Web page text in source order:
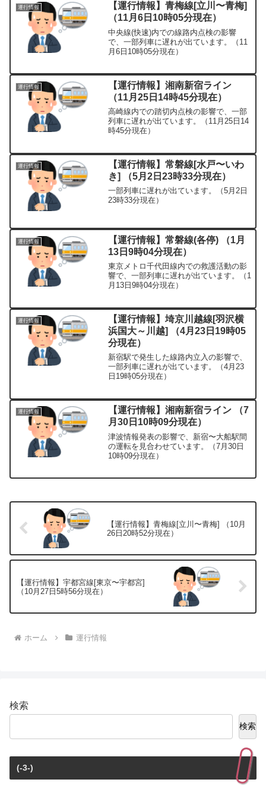
運行情報
【運行情報】青梅線[立川〜青梅]
（11月6日10時05分現在）
中央線(快速)内での線路内点検の影響
で、一部列車に遅れが出ています。（11
月6日10時05分現在）
運行情報
【運行情報】湘南新宿ライン
（11月25日14時45分現在）
高崎線内での踏切内点検の影響で、一部
列車に遅れが出ています。（11月25日14
時45分現在）
運行情報
【運行情報】常磐線[水戸〜いわ
き] （5月2日23時33分現在）
一部列車に遅れが出ています。（5月2日
23時33分現在）
運行情報
【運行情報】常磐線(各停) （1月
13日9時04分現在）
東京メトロ千代田線内での救護活動の影
響で、一部列車に遅れが出ています。（1
月13日9時04分現在）
運行情報
【運行情報】埼京川越線[羽沢横
浜国大～川越] （4月23日19時05
分現在）
新宿駅で発生した線路内立入の影響で、
一部列車に遅れが出ています。（4月23
日19時05分現在）
運行情報
【運行情報】湘南新宿ライン （7
月30日10時09分現在）
津波情報発表の影響で、新宿〜大船駅間
の運転を見合わせています。（7月30日
10時09分現在）
【運行情報】青梅線[立川〜青梅] （10月
26日20時52分現在）
【運行情報】宇都宮線[東京〜宇都宮]
（10月27日5時56分現在）
ホーム 運行情報
検索
検索
(-3-)